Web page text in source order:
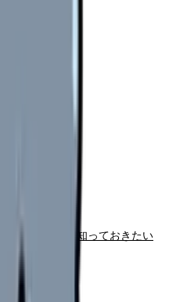
業を始める前に知っておきたい